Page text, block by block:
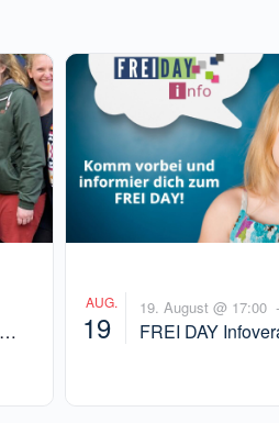
AUG.
19
19. August @ 17:00 -
FREI DAY